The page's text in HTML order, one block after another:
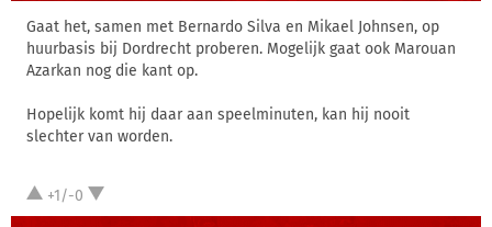
Gaat het, samen met Bernardo Silva en Mikael Johnsen, op
huurbasis bij Dordrecht proberen. Mogelijk gaat ook Marouan
Azarkan nog die kant op.
Hopelijk komt hij daar aan speelminuten, kan hij nooit
slechter van worden.
+1/-0